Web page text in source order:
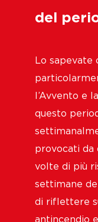
del
Lo sapevate
l’Avvento e
questo
provocati da
volte di più
settimane
di riflettere
antincendio